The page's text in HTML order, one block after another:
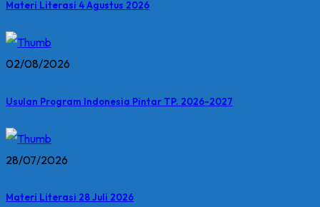
Materi Literasi 4 Agustus 2026
02/08/2026
Usulan Program Indonesia Pintar TP. 2026-2027
28/07/2026
Materi Literasi 28 Juli 2026